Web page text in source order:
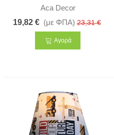
Aca Decor
19,82 € (με ΦΠΑ) 23,31 €
Αγορά